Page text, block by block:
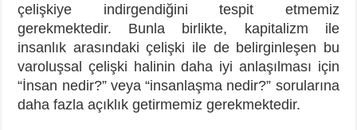
çelişkiye indirgendiğini tespit etmemiz
gerekmektedir. Bunla birlikte, kapitalizm ile
insanlık arasındaki çelişki ile de belirginleşen bu
varoluşsal çelişki halinin daha iyi anlaşılması için
“İnsan nedir?” veya “insanlaşma nedir?” sorularına
daha fazla açıklık getirmemiz gerekmektedir.